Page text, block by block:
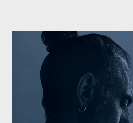
La canzone racconta la difficoltà di
sotto il peso della realtà. Ma lo fa
forma di assoluzione, nel vivere e nel
anche quando l’aria sembra farsi più
dichiarazione d’intenti: Cico Messina
artistico con una composizi...